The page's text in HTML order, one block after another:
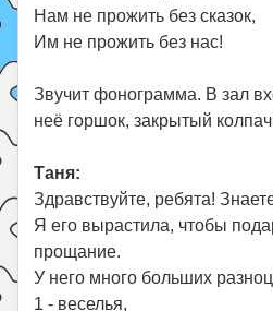
Нам не прожить без сказок,
Им не прожить без нас!
Звучит фонограмма. В зал
неё горшок, закрытый
Таня:
Здравствуйте, ребята!
Я его вырастила, чтобы
прощание.
У него много больших
1 - веселья,